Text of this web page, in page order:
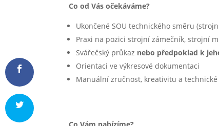
Co od Vás očekáváme?
Ukončené SOU technického směru
Praxi na pozici strojní zámečník, strojní
Svářečský průkaz nebo předpoklad k
Orientaci ve výkresové dokumentaci
Manuální zručnost, kreativitu a